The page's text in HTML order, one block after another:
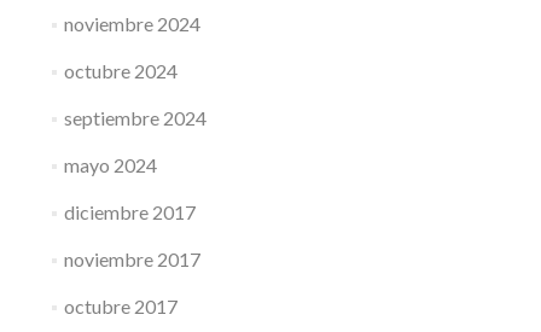
noviembre 2024
octubre 2024
septiembre 2024
mayo 2024
diciembre 2017
noviembre 2017
octubre 2017